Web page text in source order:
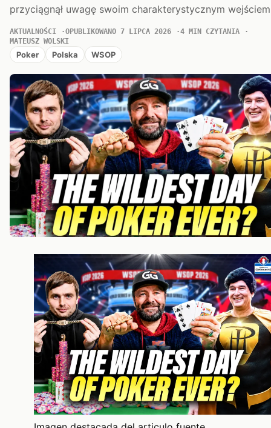
przyciągnął uwagę swoim charakterystycznym
AKTUALNOŚCI OPUBLIKOWANO 7 LIPCA 2026
4 MIN CZYTANIA
MATEUSZ WOLSKI
Poker Polska WSOP